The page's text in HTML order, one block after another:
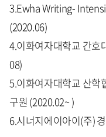
3.Ewha Writing-
(2020.06)
4.이화여자대학교 간호
08)
5.이화여자대학교 산학
구원 (2020.02~ )
6.시너지에이아이(주)